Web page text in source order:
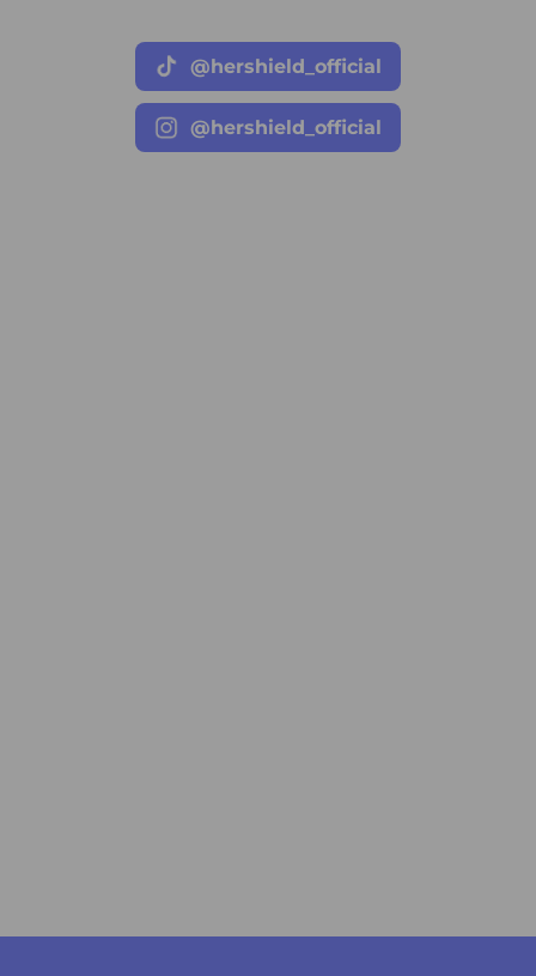
@hershield_official
@hershield_official